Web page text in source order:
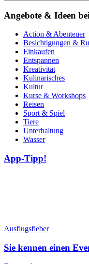
Angebote & Ideen
Action & Abenteuer
Besichtigungen &
Einkaufen
Entspannen
Kreativität
Kulinarisches
Kultur
Kurse & Workshops
Reisen
Sport & Spiel
Tiere
Unterhaltung
Wasser
App-Tipp!
Ausflugsfieber
Sie kennen einen